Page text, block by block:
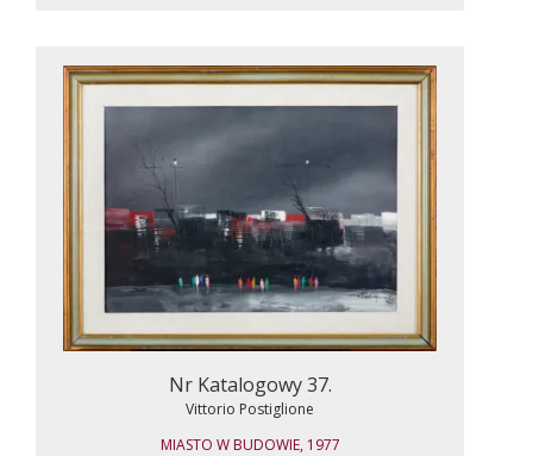
Nr Katalogowy 37.
Vittorio Postiglione
MIASTO W BUDOWIE, 1977